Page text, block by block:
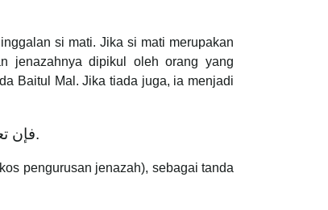
si mati. Jika si mati merupakan
jenazahnya dipikul oleh orang yang
Baitul Mal. Jika tiada juga, ia menjadi
فإن تعذر فعلى أغنياء المسلمين وأهل الخير، احتراما لإنسانيته، وتكافلاً وتضامناً معه.
pengurusan jenazah), sebagai tanda